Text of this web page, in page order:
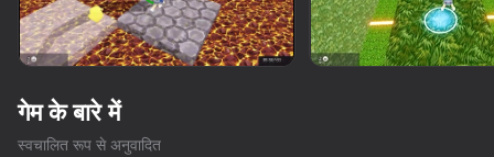
गेम के बारे में
स्वचालित रूप से अनुवादित